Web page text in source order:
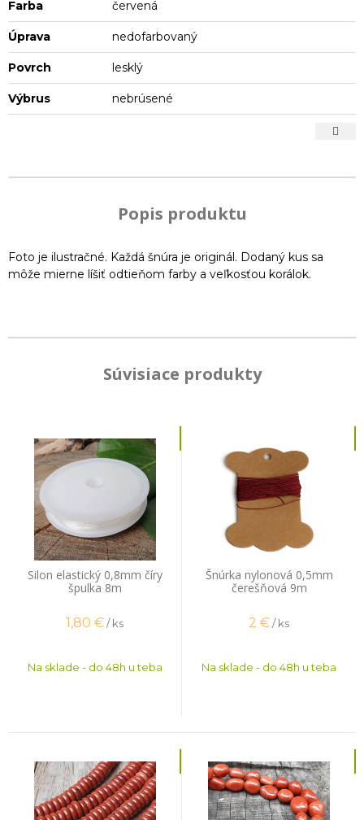
Farba červená
Úprava nedofarbovaný
Povrch lesklý
Výbrus nebrúsené
Popis produktu
Foto je ilustračné. Každá šnúra je originál. Dodaný kus sa
môže mierne líšiť odtieňom farby a veľkosťou korálok.
Súvisiace produkty
Silon elastický 0,8mm číry
špulka 8m
1,80 €/ ks
Na sklade - do 48h u teba
Šnúrka nylonová 0,5mm
čerešňová 9m
2 €/ ks
Na sklade - do 48h u teba